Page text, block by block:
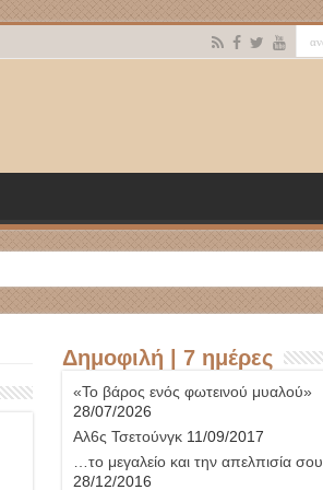
Δημοφιλή | 7 ημέρες
«Το βάρος ενός φωτεινού μυαλού»
28/07/2026
Αλ6ς Τσετούνγκ11/09/2017
…το μεγαλείο και την απελπισία σου
28/12/2016